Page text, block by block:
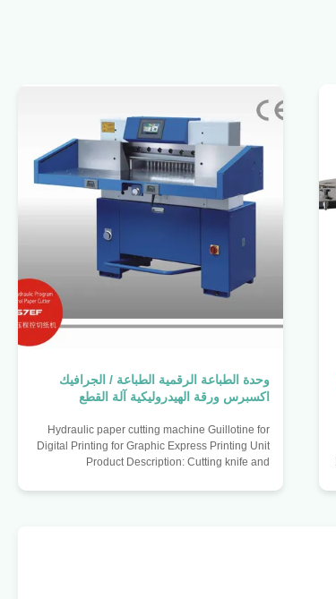
وحدة الطباعة الرقمية الطباعة / الجرافيك
اكسبرس ورقة الهيدروليكية آلة القطع
Hydraulic paper cutting machine Guillotine for
Digital Printing for Graphic Express Printing Unit
Product Description: Cutting knife and
transmission. Fully hydraulic drive makes the